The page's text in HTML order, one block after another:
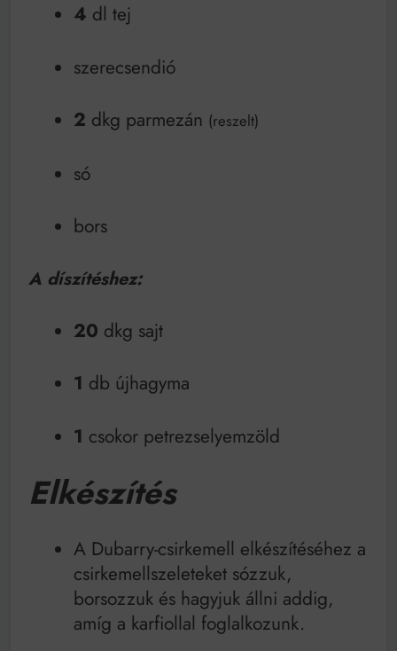
4 dl tej
szerecsendió
2 dkg parmezán (reszelt)
só
bors
A díszítéshez:
20 dkg sajt
1 db újhagyma
1 csokor petrezselyemzöld
Elkészítés
A Dubarry-csirkemell elkészítéséhez a
csirkemellszeleteket sózzuk,
borsozzuk és hagyjuk állni addig,
amíg a karfiollal foglalkozunk.